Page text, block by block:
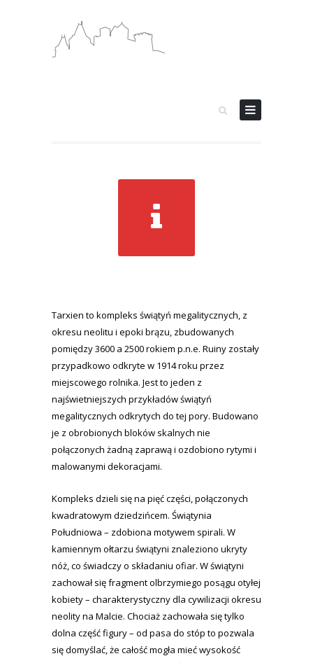
Tarxien to kompleks świątyń megalitycznych, z
okresu neolitu i epoki brązu, zbudowanych
pomiędzy 3600 a 2500 rokiem p.n.e. Ruiny zostały
przypadkowo odkryte w 1914 roku przez
miejscowego rolnika. Jest to jeden z
najświetniejszych przykładów świątyń
megalitycznych odkrytych do tej pory. Budowano
je z obrobionych bloków skalnych nie
połączonych żadną zaprawą i ozdobiono rytymi i
malowanymi dekoracjami.
Kompleks dzieli się na pięć części, połączonych
kwadratowym dziedzińcem. Świątynia
Południowa – zdobiona motywem spirali. W
kamiennym ołtarzu świątyni znaleziono ukryty
nóż, co świadczy o składaniu ofiar. W świątyni
zachował się fragment olbrzymiego posągu otyłej
kobiety – charakterystyczny dla cywilizacji okresu
neolity na Malcie. Chociaż zachowała się tylko
dolna część figury – od pasa do stóp to pozwala
się domyślać, że całość mogła mieć wysokość